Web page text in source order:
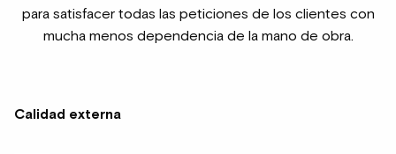
para satisfacer todas las peticiones de los clientes con
mucha menos dependencia de la mano de obra.
Calidad externa